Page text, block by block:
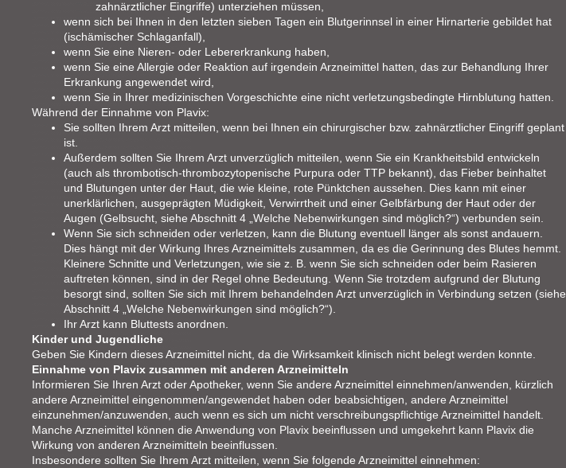
zahnärztlicher Eingriffe) unterziehen müssen,
wenn sich bei Ihnen in den letzten sieben Tagen ein Blutgerinnsel in einer Hirnarterie gebildet hat
(ischämischer Schlaganfall),
wenn Sie eine Nieren- oder Lebererkrankung haben,
wenn Sie eine Allergie oder Reaktion auf irgendein Arzneimittel hatten, das zur Behandlung Ihrer
Erkrankung angewendet wird,
wenn Sie in Ihrer medizinischen Vorgeschichte eine nicht verletzungsbedingte Hirnblutung hatten.
Während der Einnahme von Plavix:
Sie sollten Ihrem Arzt mitteilen, wenn bei Ihnen ein chirurgischer bzw. zahnärztlicher Eingriff geplant
ist.
Außerdem sollten Sie Ihrem Arzt unverzüglich mitteilen, wenn Sie ein Krankheitsbild entwickeln
(auch als thrombotisch-thrombozytopenische Purpura oder TTP bekannt), das Fieber beinhaltet
und Blutungen unter der Haut, die wie kleine, rote Pünktchen aussehen. Dies kann mit einer
unerklärlichen, ausgeprägten Müdigkeit, Verwirrtheit und einer Gelbfärbung der Haut oder der
Augen (Gelbsucht, siehe Abschnitt 4 „Welche Nebenwirkungen sind möglich?“) verbunden sein.
Wenn Sie sich schneiden oder verletzen, kann die Blutung eventuell länger als sonst andauern.
Dies hängt mit der Wirkung Ihres Arzneimittels zusammen, da es die Gerinnung des Blutes hemmt.
Kleinere Schnitte und Verletzungen, wie sie z. B. wenn Sie sich schneiden oder beim Rasieren
auftreten können, sind in der Regel ohne Bedeutung. Wenn Sie trotzdem aufgrund der Blutung
besorgt sind, sollten Sie sich mit Ihrem behandelnden Arzt unverzüglich in Verbindung setzen (siehe
Abschnitt 4 „Welche Nebenwirkungen sind möglich?“).
Ihr Arzt kann Bluttests anordnen.
Kinder und Jugendliche
Geben Sie Kindern dieses Arzneimittel nicht, da die Wirksamkeit klinisch nicht belegt werden konnte.
Einnahme von Plavix zusammen mit anderen Arzneimitteln
Informieren Sie Ihren Arzt oder Apotheker, wenn Sie andere Arzneimittel einnehmen/anwenden, kürzlich
andere Arzneimittel eingenommen/angewendet haben oder beabsichtigen, andere Arzneimittel
einzunehmen/anzuwenden, auch wenn es sich um nicht verschreibungspflichtige Arzneimittel handelt.
Manche Arzneimittel können die Anwendung von Plavix beeinflussen und umgekehrt kann Plavix die
Wirkung von anderen Arzneimitteln beeinflussen.
Insbesondere sollten Sie Ihrem Arzt mitteilen, wenn Sie folgende Arzneimittel einnehmen: